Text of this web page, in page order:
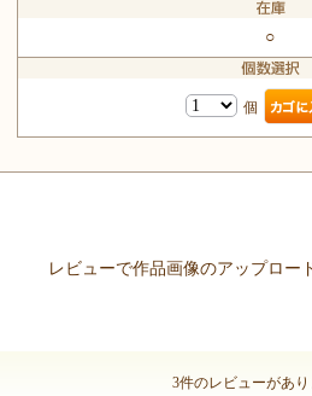
○
個
レビューで作品画像のアップロー
3件のレビューがあり